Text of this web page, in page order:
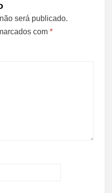
será publicado.
com *